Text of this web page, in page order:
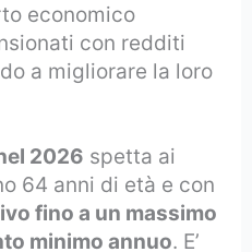
economico
con redditi
a migliorare la loro
2026 spetta ai
64 anni di età e con
fino a un massimo
minimo annuo. E’